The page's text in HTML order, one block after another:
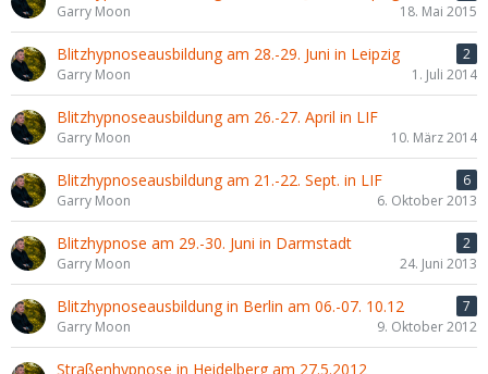
Garry Moon
18. Mai 2015
Blitzhypnoseausbildung am 28.-29. Juni in Leipzig
2
Garry Moon
1. Juli 2014
Blitzhypnoseausbildung am 26.-27. April in LIF
Garry Moon 10. März 2014
Blitzhypnoseausbildung am 21.-22. Sept. in LIF
6
Garry Moon
6. Oktober 2013
Blitzhypnose am 29.-30. Juni in Darmstadt
2
Garry Moon
24. Juni 2013
Blitzhypnoseausbildung in Berlin am 06.-07. 10.12
7
Garry Moon
9. Oktober 2012
Straßenhypnose in Heidelberg am 27.5.2012